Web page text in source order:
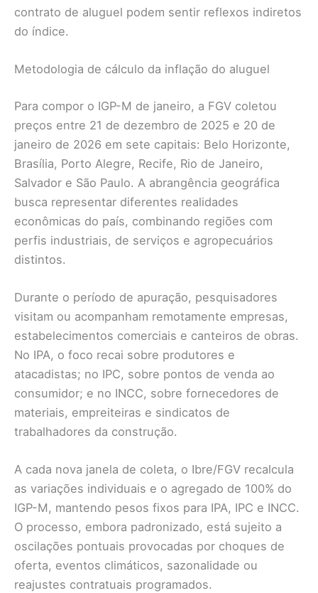
contrato de aluguel podem sentir reflexos indiretos
do índice.
Metodologia de cálculo da inflação do aluguel
Para compor o IGP-M de janeiro, a FGV coletou
preços entre 21 de dezembro de 2025 e 20 de
janeiro de 2026 em sete capitais: Belo Horizonte,
Brasília, Porto Alegre, Recife, Rio de Janeiro,
Salvador e São Paulo. A abrangência geográfica
busca representar diferentes realidades
econômicas do país, combinando regiões com
perfis industriais, de serviços e agropecuários
distintos.
Durante o período de apuração, pesquisadores
visitam ou acompanham remotamente empresas,
estabelecimentos comerciais e canteiros de obras.
No IPA, o foco recai sobre produtores e
atacadistas; no IPC, sobre pontos de venda ao
consumidor; e no INCC, sobre fornecedores de
materiais, empreiteiras e sindicatos de
trabalhadores da construção.
A cada nova janela de coleta, o Ibre/FGV recalcula
as variações individuais e o agregado de 100% do
IGP-M, mantendo pesos fixos para IPA, IPC e INCC.
O processo, embora padronizado, está sujeito a
oscilações pontuais provocadas por choques de
oferta, eventos climáticos, sazonalidade ou
reajustes contratuais programados.